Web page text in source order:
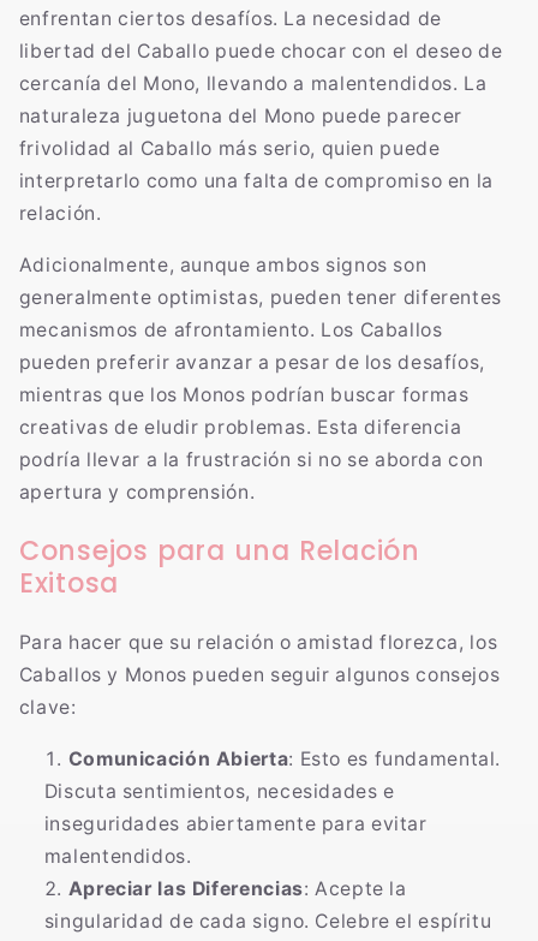
enfrentan ciertos desafíos. La necesidad de
libertad del Caballo puede chocar con el deseo de
cercanía del Mono, llevando a malentendidos. La
naturaleza juguetona del Mono puede parecer
frivolidad al Caballo más serio, quien puede
interpretarlo como una falta de compromiso en la
relación.
Adicionalmente, aunque ambos signos son
generalmente optimistas, pueden tener diferentes
mecanismos de afrontamiento. Los Caballos
pueden preferir avanzar a pesar de los desafíos,
mientras que los Monos podrían buscar formas
creativas de eludir problemas. Esta diferencia
podría llevar a la frustración si no se aborda con
apertura y comprensión.
Consejos para una Relación
Exitosa
Para hacer que su relación o amistad florezca, los
Caballos y Monos pueden seguir algunos consejos
clave:
Comunicación Abierta: Esto es fundamental.
Discuta sentimientos, necesidades e
inseguridades abiertamente para evitar
malentendidos.
Apreciar las Diferencias: Acepte la
singularidad de cada signo. Celebre el espíritu